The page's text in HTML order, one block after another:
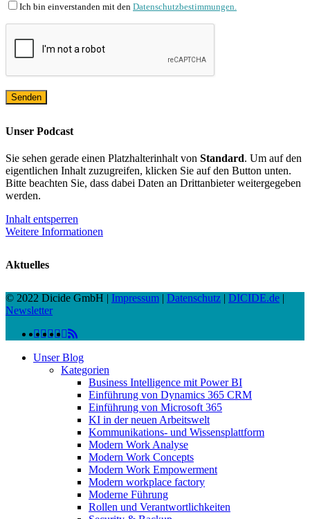
Ich bin einverstanden mit den Datenschutzbestimmungen.
Unser Podcast
Sie sehen gerade einen Platzhalterinhalt von Standard. Um auf den
eigentlichen Inhalt zuzugreifen, klicken Sie auf den Button unten.
Bitte beachten Sie, dass dabei Daten an Drittanbieter weitergegeben
werden.
Inhalt entsperren
Weitere Informationen
Aktuelles
© 2022 Dicide GmbH | Impressum | Datenschutz | DICIDE.de |
Newsletter
twitter
facebook
linkedinyoutube
RSS
instagram
spotify
vk
Close
Unser Blog
Kategorien
Business Intelligence mit Power BI
Einführung von Dynamics 365 CRM
Einführung von Microsoft 365
KI in der neuen Arbeitswelt
Kommunikations- und Wissensplattform
Modern Work Analyse
Modern Work Concepts
Modern Work Empowerment
Modern workplace factory
Moderne Führung
Rollen und Verantwortlichkeiten